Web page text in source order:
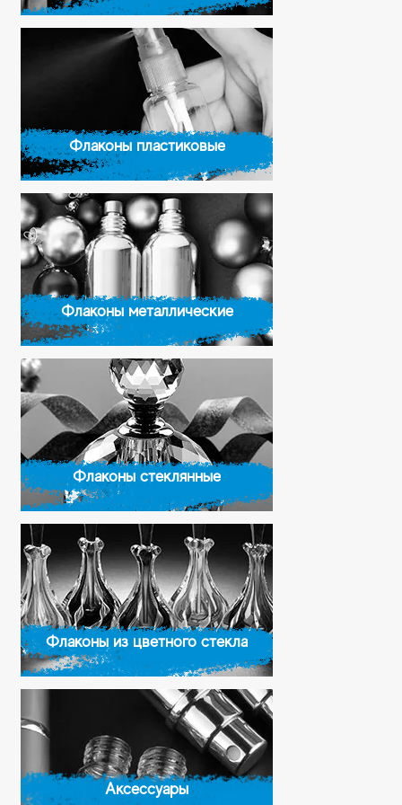
Флаконы пластиковые
Флаконы металлические
Флаконы стеклянные
Флаконы из цветного стекла
Аксессуары